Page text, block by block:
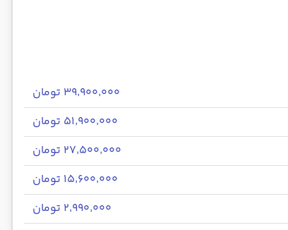
۳۹٬۹۰۰٬۰۰۰ تومان
۵۱٬۹۰۰٬۰۰۰ تومان
۲۷٬۵۰۰٬۰۰۰ تومان
۱۵٬۶۰۰٬۰۰۰ تومان
۲٬۹۹۰٬۰۰۰ تومان